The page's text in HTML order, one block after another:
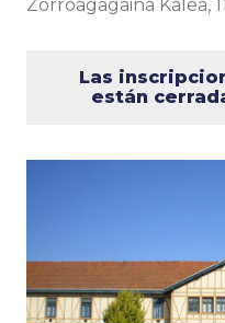
Zorroagagaina Kalea, 11
Las
están